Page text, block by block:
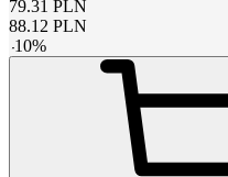
79.31 PLN
88.12 PLN
-10%